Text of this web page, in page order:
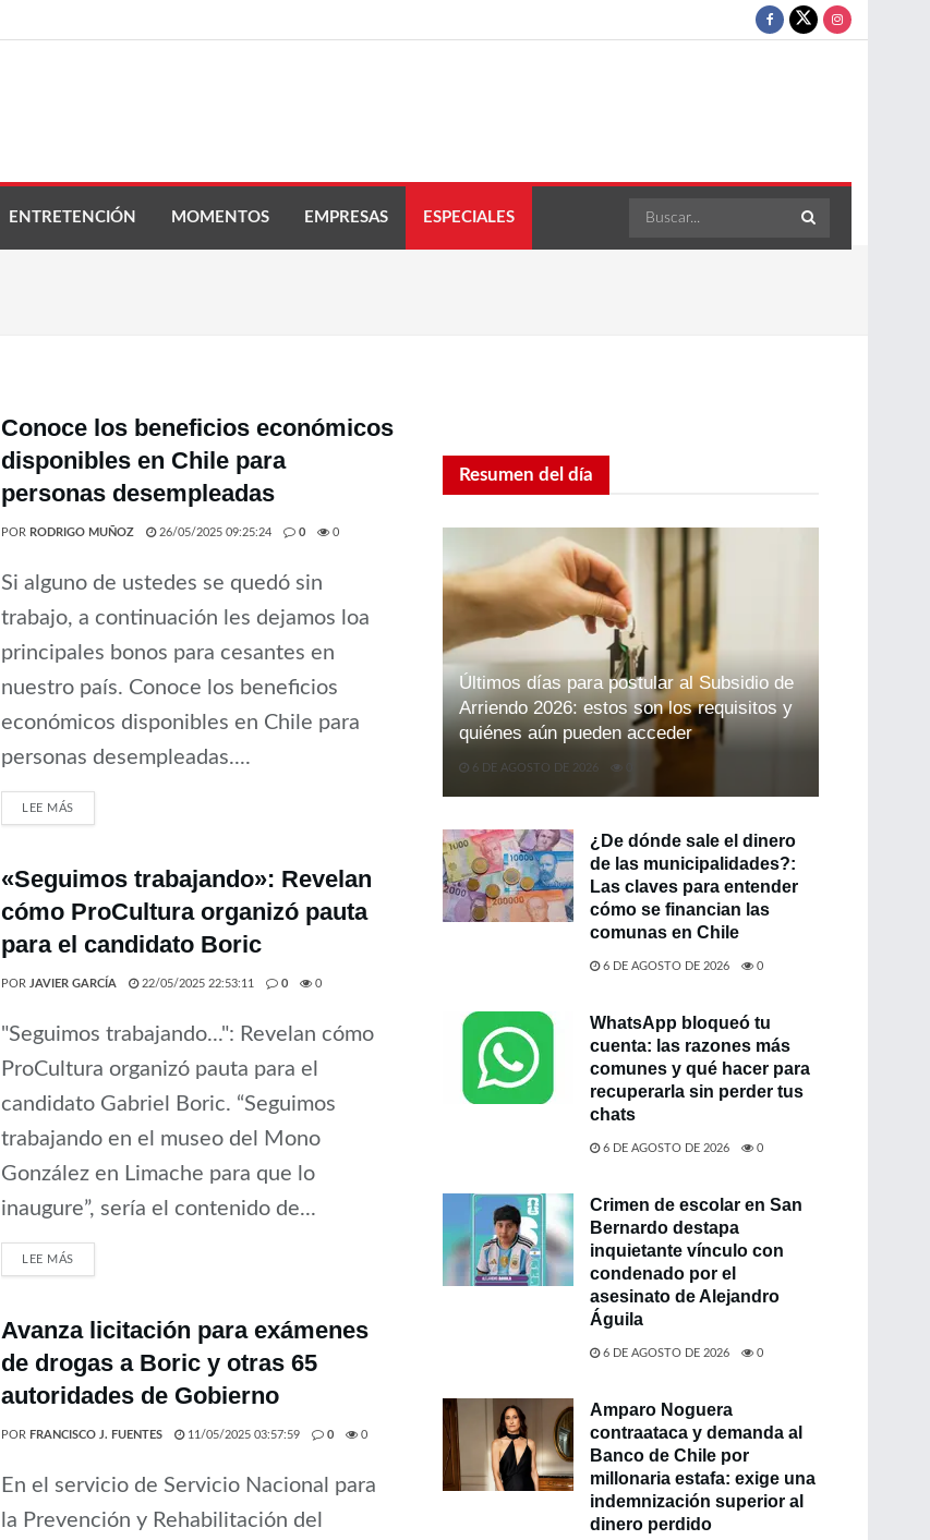
ENTRETENCIÓN MOMENTOS EMPRESAS ESPECIALES
Conoce los beneficios económicos
disponibles en Chile para
personas desempleadas
POR RODRIGO MUÑOZ 26/05/2025 09:25:24 0 0
Si alguno de ustedes se quedó sin
trabajo, a continuación les dejamos loa
principales bonos para cesantes en
nuestro país. Conoce los beneficios
económicos disponibles en Chile para
personas desempleadas....
LEE MÁS
«Seguimos trabajando»: Revelan
cómo ProCultura organizó pauta
para el candidato Boric
POR JAVIER GARCÍA 22/05/2025 22:53:11 0 0
"Seguimos trabajando...": Revelan cómo
ProCultura organizó pauta para el
candidato Gabriel Boric. “Seguimos
trabajando en el museo del Mono
González en Limache para que lo
inaugure”, sería el contenido de...
LEE MÁS
Avanza licitación para exámenes
de drogas a Boric y otras 65
autoridades de Gobierno
POR FRANCISCO J. FUENTES 11/05/2025 03:57:59 0 0
En el servicio de Servicio Nacional para
la Prevención y Rehabilitación del
Resumen del día
Últimos días para postular al Subsidio de
Arriendo 2026: estos son los requisitos y
quiénes aún pueden acceder
6 DE AGOSTO DE 2026
¿De dónde sale el dinero
de las municipalidades?:
Las claves para entender
cómo se financian las
comunas en Chile
6 DE AGOSTO DE 2026 0
WhatsApp bloqueó tu
cuenta: las razones más
comunes y qué hacer para
recuperarla sin perder tus
chats
6 DE AGOSTO DE 2026 0
Crimen de escolar en San
Bernardo destapa
inquietante vínculo con
condenado por el
asesinato de Alejandro
Águila
6 DE AGOSTO DE 2026 0
Amparo Noguera
contraataca y demanda al
Banco de Chile por
millonaria estafa: exige una
indemnización superior al
dinero perdido